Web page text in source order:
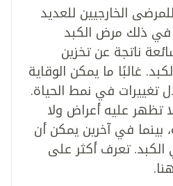
الخارجيين للعديد
في ذلك مرض الكبد
ناتجة عن تخزين
غالبًا ما يمكن الوقاية
تغييرات في نمط الحياة.
عليه أعراض ولا
في آخرين يمكن أن
تعرف أكثر على